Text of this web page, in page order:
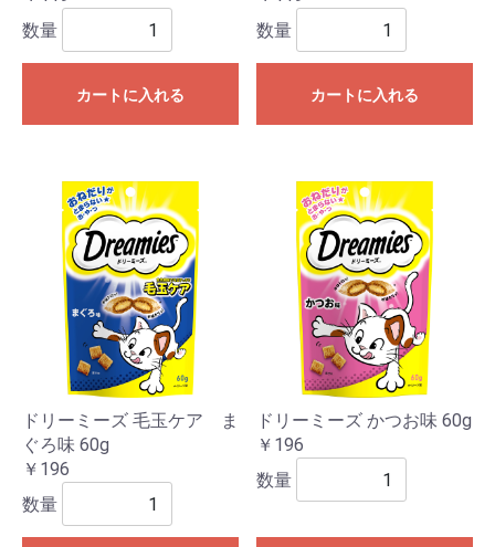
数量
カートに入れる
数量
カートに入れる
ドリーミーズ 毛玉ケア ま
ぐろ味 60g
￥196
数量
ドリーミーズ かつお味 60g
￥196
数量